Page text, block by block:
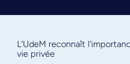
L’UdeM reconnaît
vie privée